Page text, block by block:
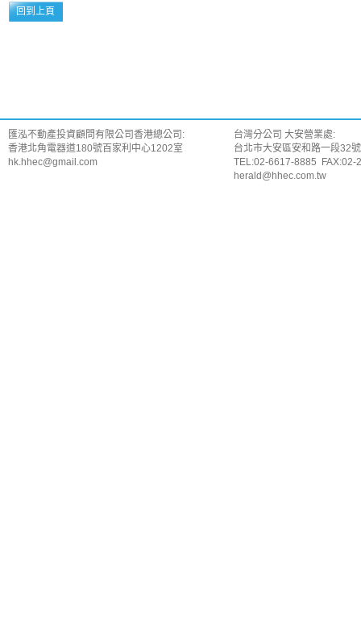
回到上頁
匯泓不動產投資顧問有限公司香港總公司:
香港北角電器道180號百家利中心1202室
hk.hhec@gmail.com
台灣分公司 大安營業處:
台北市大安區安和路一段32
TEL:02-6617-8885 FAX:02-
herald@hhec.com.tw